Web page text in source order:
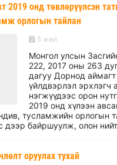
2019 онд төвлөрүүлсэн
орлогын тайлан
5 жил
Монгол улсын
222, 2017 оны 263
дагуу Дорнод
үйлдвэрлэл эрхлэгч
нэгжүүдээс орон
2019 онд хүлээн
тусламжийн орлогын
дээр байршуулж, олон
оруулах тухай